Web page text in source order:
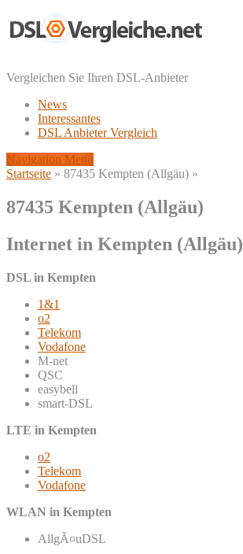
Vergleichen Sie Ihren DSL-Anbieter
News
Interessantes
DSL Anbieter Vergleich
Navigation Menu
Startseite » 87435 Kempten (Allgäu) »
87435 Kempten (Allgäu)
Internet in Kempten (Allgäu)
DSL in Kempten
1&1
o2
Telekom
Vodafone
M-net
QSC
easybell
smart-DSL
LTE in Kempten
o2
Telekom
Vodafone
WLAN in Kempten
AllgÃ¤uDSL